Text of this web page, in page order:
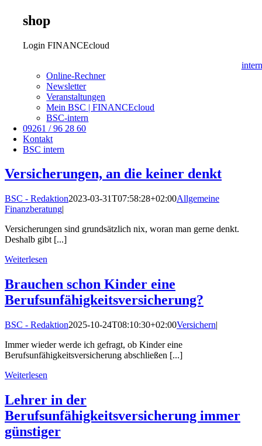
shop
Login FINANCEcloud
intern
Online-Rechner
Newsletter
Veranstaltungen
Mein BSC | FINANCEcloud
BSC-intern
09261 / 96 28 60
Kontakt
BSC intern
Versicherungen, an die keiner denkt
BSC - Redaktion2023-03-31T07:58:28+02:00Allgemeine
Finanzberatung|
Versicherungen sind grundsätzlich nix, woran man gerne denkt.
Deshalb gibt [...]
Weiterlesen
Brauchen schon Kinder eine
Berufsunfähigkeitsversicherung?
BSC - Redaktion2025-10-24T08:10:30+02:00Versichern|
Immer wieder werde ich gefragt, ob Kinder eine
Berufsunfähigkeitsversicherung abschließen [...]
Weiterlesen
Lehrer in der
Berufsunfähigkeitsversicherung immer
günstiger